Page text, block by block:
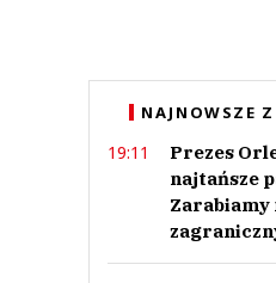
NAJNOWSZE
19:11
Prezes
najtańsze
Zarabiamy